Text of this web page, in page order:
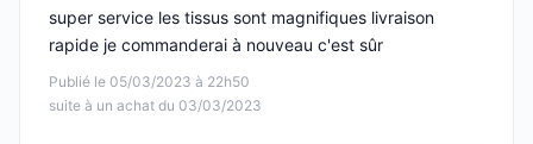
Publié le 05/03/2023 à 22h50
suite à un achat du 03/03/2023
super service les tissus sont magnifiques livraison
rapide je commanderai à nouveau c'est sûr